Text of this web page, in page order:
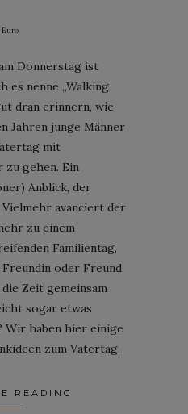
Euro
Donnerstag ist
es nenne „Walking
dran erinnern, wie
Jahren junge Männer
mit
zu gehen. Ein
Anblick, der
Vielmehr avanciert der
zu einem
Familientag,
oder Freund
Zeit gemeinsam
sogar etwas
Wir haben hier einige
zum Vatertag.
READING